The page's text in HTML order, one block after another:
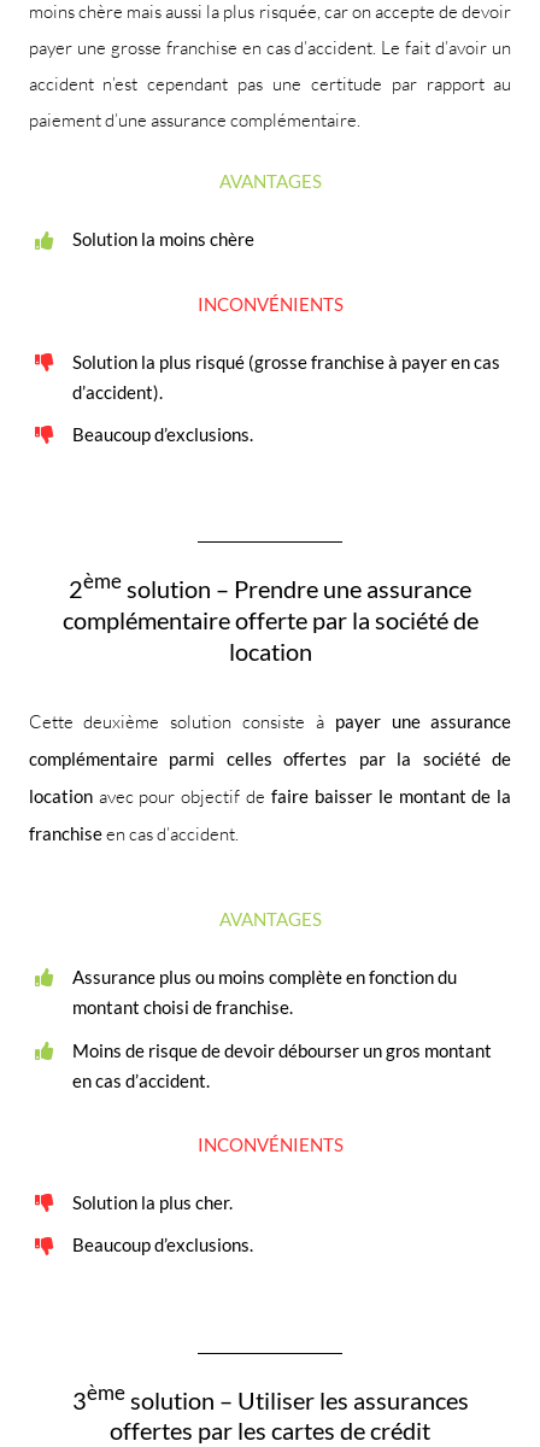
moins chère mais aussi la plus risquée, car on accepte de devoir
payer une grosse franchise en cas d’accident. Le fait d’avoir un
accident n’est cependant pas une certitude par rapport au
paiement d’une assurance complémentaire.
AVANTAGES
Solution la moins chère
INCONVÉNIENTS
Solution la plus risqué (grosse franchise à payer en cas
d’accident).
Beaucoup d’exclusions.
2ème solution – Prendre une assurance
complémentaire offerte par la société de
location
Cette deuxième solution consiste à payer une assurance
complémentaire parmi celles offertes par la société de
locationavec pour objectif de faire baisser le montant de la
franchiseen cas d’accident.
AVANTAGES
Assurance plus ou moins complète en fonction du
montant choisi de franchise.
Moins de risque de devoir débourser un gros montant
en cas d’accident.
INCONVÉNIENTS
Solution la plus cher.
Beaucoup d’exclusions.
3èmesolution – Utiliser les assurances
offertes par les cartes de crédit